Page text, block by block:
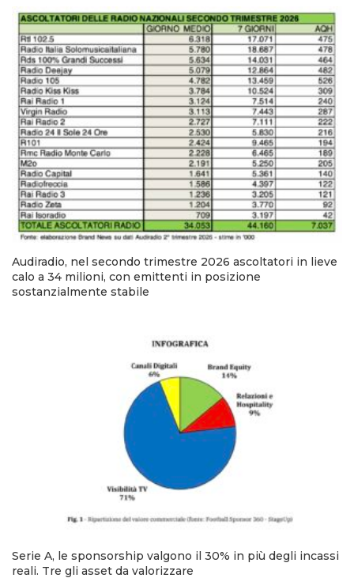
Audiradio, nel secondo trimestre 2026 ascoltatori in lieve
calo a 34 milioni, con emittenti in posizione
sostanzialmente stabile
Serie A, le sponsorship valgono il 30% in più degli incassi
reali. Tre gli asset da valorizzare